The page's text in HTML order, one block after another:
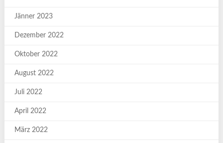
Jänner 2023
Dezember 2022
Oktober 2022
August 2022
Juli 2022
April 2022
März 2022